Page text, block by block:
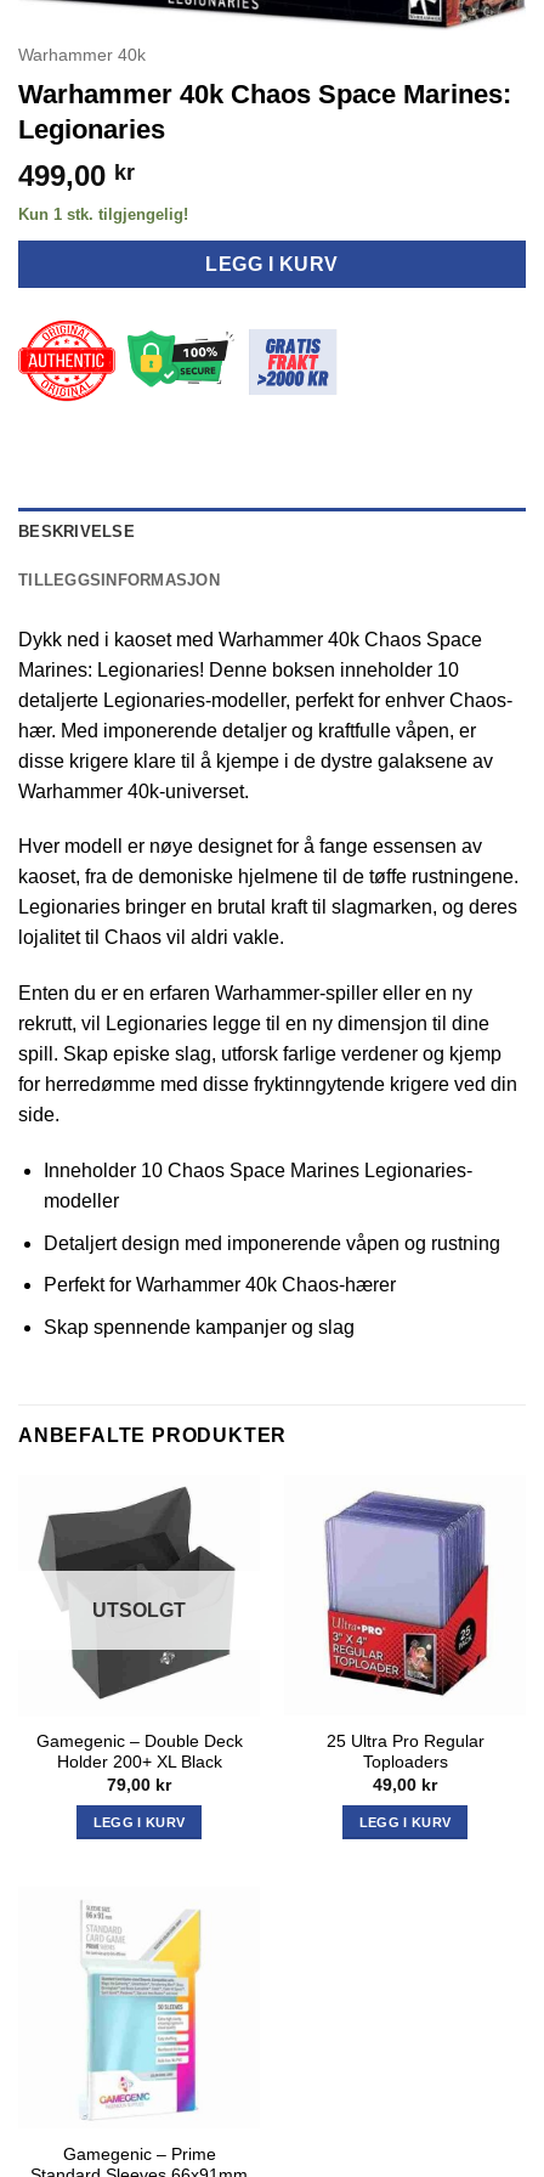
Warhammer 40k
Warhammer 40k Chaos Space Marines:
Legionaries
499,00 kr
Kun 1 stk. tilgjengelig!
LEGG I KURV
BESKRIVELSE
TILLEGGSINFORMASJON
Dykk ned i kaoset med Warhammer 40k Chaos Space
Marines: Legionaries! Denne boksen inneholder 10
detaljerte Legionaries-modeller, perfekt for enhver Chaos-
hær. Med imponerende detaljer og kraftfulle våpen, er
disse krigere klare til å kjempe i de dystre galaksene av
Warhammer 40k-universet.
Hver modell er nøye designet for å fange essensen av
kaoset, fra de demoniske hjelmene til de tøffe rustningene.
Legionaries bringer en brutal kraft til slagmarken, og deres
lojalitet til Chaos vil aldri vakle.
Enten du er en erfaren Warhammer-spiller eller en ny
rekrutt, vil Legionaries legge til en ny dimensjon til dine
spill. Skap episke slag, utforsk farlige verdener og kjemp
for herredømme med disse fryktinngytende krigere ved din
side.
Inneholder 10 Chaos Space Marines Legionaries-
modeller
Detaljert design med imponerende våpen og rustning
Perfekt for Warhammer 40k Chaos-hærer
Skap spennende kampanjer og slag
ANBEFALTE PRODUKTER
UTSOLGT
Gamegenic – Double Deck
Holder 200+ XL Black
79,00 kr
LEGG I KURV
25 Ultra Pro Regular
Toploaders
49,00 kr
LEGG I KURV
Gamegenic – Prime